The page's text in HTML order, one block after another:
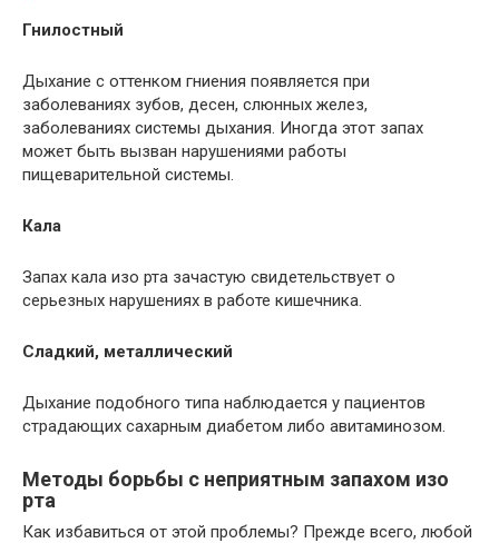
Гнилостный
Дыхание с оттенком гниения появляется при
заболеваниях зубов, десен, слюнных желез,
заболеваниях системы дыхания. Иногда этот запах
может быть вызван нарушениями работы
пищеварительной системы.
Кала
Запах кала изо рта зачастую свидетельствует о
серьезных нарушениях в работе кишечника.
Сладкий, металлический
Дыхание подобного типа наблюдается у пациентов
страдающих сахарным диабетом либо авитаминозом.
Методы борьбы с неприятным запахом изо
рта
Как избавиться от этой проблемы? Прежде всего, любой